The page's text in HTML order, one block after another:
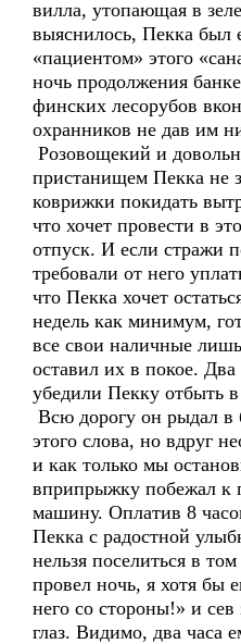
вилла, утопающая в
выяснилось, Пекка был
«пациентом» этого
ночь продолжения
финских лесорубов
охранников не дав им
Розовощекий и
пристанищем Пекка не
коврижки покидать
что хочет провести в
отпуск. И если стражи
требовали от него
что Пекка хочет
недель как минимум,
все свои наличные
оставил их в покое. Два
убедили Пекку отбыть
Всю дорогу он рыдал в
этого слова, но вдруг
и как только мы
вприпрыжку побежал к
машину. Оплатив 8
Пекка с радостной
нельзя поселиться в
провел ночь, я хотя бы
него со стороны!» и сев
глаз. Видимо, два часа